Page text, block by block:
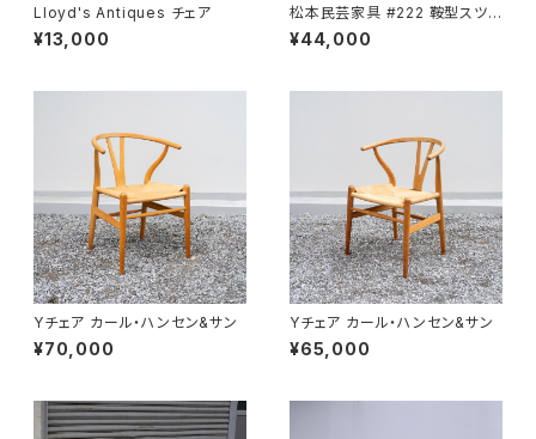
Lloyd's Antiques チェア
¥13,000
松本民芸家具 #222 鞍型スツ
ール
¥44,000
Yチェア カール・ハンセン&サン
¥70,000
Yチェア カール・ハンセン&サン
¥65,000